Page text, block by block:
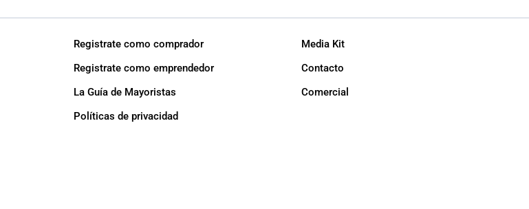
Registrate como comprador
Registrate como emprendedor
La Guía de Mayoristas
Políticas de privacidad
Media Kit
Contacto
Comercial